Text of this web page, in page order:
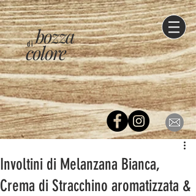
di
colore
bozza
Involtini di Melanzana Bianca,
Crema di Stracchino aromatizzata &